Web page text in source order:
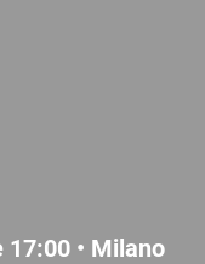
• Milano